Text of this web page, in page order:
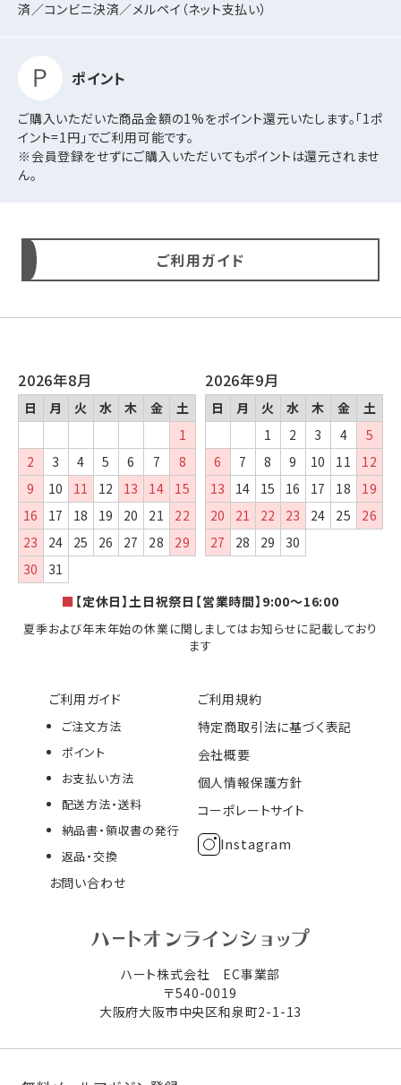
済／コンビニ決済／メルペイ（ネット支払い）
ポイント
ご購入いただいた商品金額の1%をポイント還元いたします。「1ポ
イント=1円」でご利用可能です。
※会員登録をせずにご購入いただいてもポイントは還元されませ
ん。
ご利用ガイド
ハート株式会社 EC事業部
〒540-0019
大阪府大阪市中央区和泉町2-1-13
ご利用ガイド
ご注文方法
ポイント
お支払い方法
配送方法・送料
納品書・領収書の発行
返品・交換
お問い合わせ
ご利用規約
特定商取引法に基づく表記
会社概要
個人情報保護方針
コーポレートサイト
Instagram
2026年8月
日 月 火 水 木 金
土
1
2
3 4 5 6 7
8
9
10 11 12 13 14
15
16
17 18 19 20 21
22
23
24 25 26 27 28
29
30
31
2026年9月
日 月 火 水 木 金
土
1
2 3 4
5
6
7 8 9 10 11
12
13
14 15 16 17 18
19
20
21 22 23 24 25
26
27
28 29 30
■ 【定休日】土日祝祭日【営業時間】9:00～16:00
夏季および年末年始の休業に関しましてはお知らせに記載しており
ます